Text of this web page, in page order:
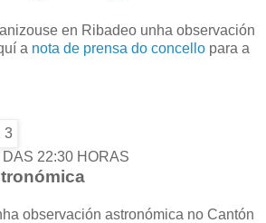
en Ribadeo unha observación
a nota de prensa do concello para a
22:30 HORAS
observación astronómica no Cantón